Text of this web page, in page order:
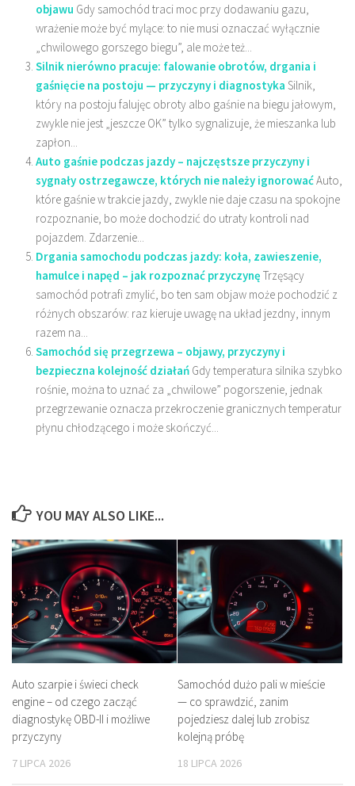
objawu Gdy samochód traci moc przy dodawaniu gazu,
wrażenie może być mylące: to nie musi oznaczać wyłącznie
„chwilowego gorszego biegu”, ale może też...
Silnik nierówno pracuje: falowanie obrotów, drgania i
gaśnięcie na postoju — przyczyny i diagnostyka Silnik,
który na postoju falujęc obroty albo gaśnie na biegu jałowym,
zwykle nie jest „jeszcze OK” tylko sygnalizuje, że mieszanka lub
zapłon...
Auto gaśnie podczas jazdy – najczęstsze przyczyny i
sygnały ostrzegawcze, których nie należy ignorowaćAuto,
które gaśnie w trakcie jazdy, zwykle nie daje czasu na spokojne
rozpoznanie, bo może dochodzić do utraty kontroli nad
pojazdem. Zdarzenie...
Drgania samochodu podczas jazdy: koła, zawieszenie,
hamulce i napęd – jak rozpoznać przyczynę Trzęsący
samochód potrafi zmylić, bo ten sam objaw może pochodzić z
różnych obszarów: raz kieruje uwagę na układ jezdny, innym
razem na...
Samochód się przegrzewa – objawy, przyczyny i
bezpieczna kolejność działań Gdy temperatura silnika szybko
rośnie, można to uznać za „chwilowe” pogorszenie, jednak
przegrzewanie oznacza przekroczenie granicznych temperatur
płynu chłodzącego i może skończyć...
YOU MAY ALSO LIKE...
Auto szarpie i świeci check
engine – od czego zacząć
diagnostykę OBD-II i możliwe
przyczyny
7 LIPCA 2026
Samochód dużo pali w mieście
— co sprawdzić, zanim
pojedziesz dalej lub zrobisz
kolejną próbę
18 LIPCA 2026